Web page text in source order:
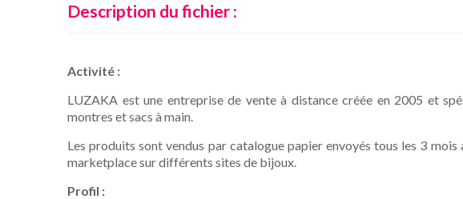
Description du fichier :
Activité :
LUZAKA est une entreprise de vente à distance créée en 2005 et
montres et sacs à main.
Les produits sont vendus par catalogue papier envoyés tous les 3
marketplace sur différents sites de bijoux.
Profil :